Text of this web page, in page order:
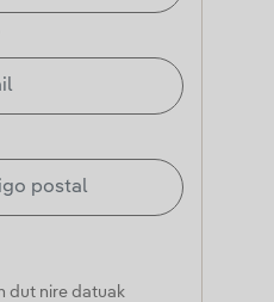
dut nire datuak